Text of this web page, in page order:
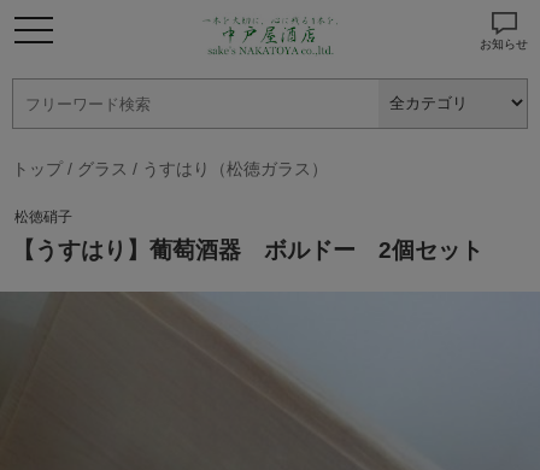
お知らせ
トップ/ グラス / うすはり（松徳ガラス）
松徳硝子
【うすはり】葡萄酒器 ボルドー 2個セット